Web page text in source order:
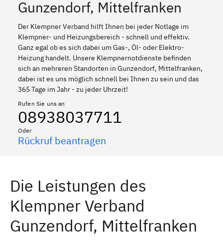
Gunzendorf, Mittelfranken
Der Klempner Verband hilft Ihnen bei jeder Notlage im
Klempner- und Heizungsbereich - schnell und effektiv.
Ganz egal ob es sich dabei um Gas-, Öl- oder Elektro-
Heizung handelt. Unsere Klempnernotdienste befinden
sich an mehreren Standorten in Gunzendorf, Mittelfranken,
dabei ist es uns möglich schnell bei Ihnen zu sein und das
365 Tage im Jahr - zu jeder Uhrzeit!
Rufen Sie uns an
08938037711
Oder
Rückruf beantragen
Die Leistungen des
Klempner Verband
Gunzendorf, Mittelfranken